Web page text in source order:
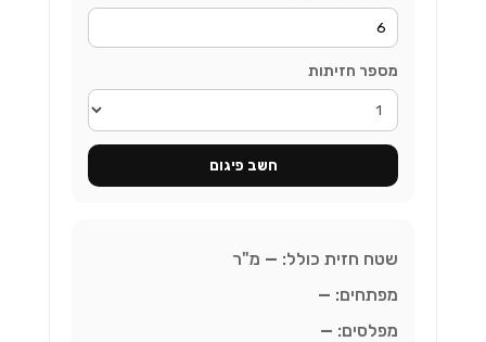
מספר חזיתות
חשב פיגום
שטח חזית כולל: — מ"ר
מפתחים: —
מפלסים: —